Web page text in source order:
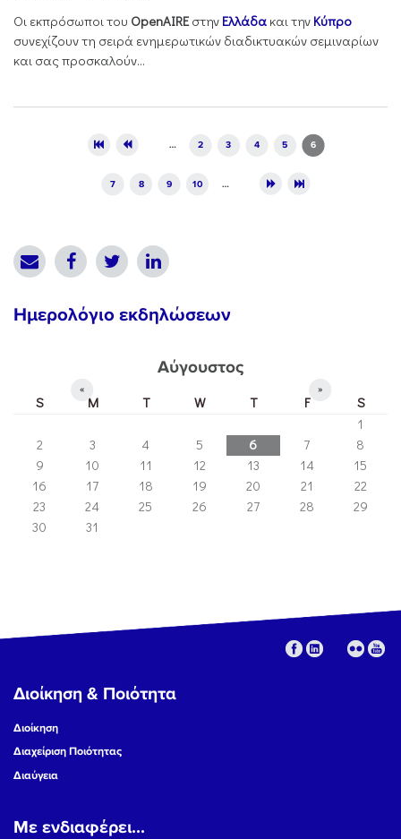
Οι εκπρόσωποι του OpenAIREστην Ελλάδα και την Κύπρο
συνεχίζουν τη σειρά ενημερωτικών διαδικτυακών σεμιναρίων
και σας προσκαλούν...
… 2 3 4 5 6
7 8 9 10 …
Ημερολόγιο εκδηλώσεων
Αύγουστος
« »
S M T W T F
S
1
2
3 4 5 6 7
8
9
10 11 12 13 14
15
16
17 18 19 20 21
22
23
24 25 26 27 28
29
30
31
Διοίκηση & Ποιότητα
Διοίκηση
Διαχείριση Ποιότητας
Διαύγεια
Με ενδιαφέρει...